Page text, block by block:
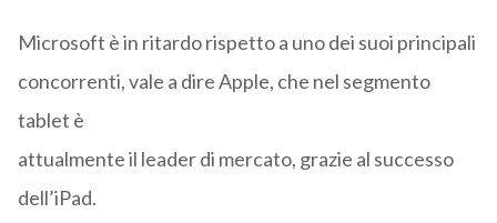
Microsoft è in ritardo rispetto a uno dei suoi principali
concorrenti, vale a dire Apple, che nel segmento
tablet è
attualmente il leader di mercato, grazie al successo
dell’iPad.